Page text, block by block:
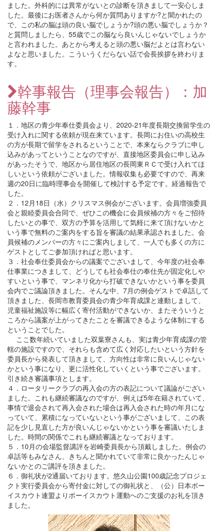
ました。外科的には異常がないとの診断を頂きまして一安心しま
した。最後にお医者さんから何か質問ありますか?と聞かれたの
で、この私の脳は頭の良い脳でしょうか?頭の悪い脳でしょうか？
と質問しましたら、55歳でこの脳なら良いんじゃないでしょうか
と言われました。あとから考えると頭の悪い脳だよとは言わない
よなと思いました。こういうくだらない話で会長挨拶を終わりま
す。
幹事報告（理事会報告）：加
藤幹事
１．地区の青少年奉仕委員会より、2020-21年度長期交換留学生の
受け入れに関する依頼が現在来ています。長岡にお住いの高校生
の方が長期で留学をされるということで、本来ならクラブに申し
込みがあってということなのですが、直接地区委員会に申し込み
があったそうで、地区から居住地区の長岡東ＲＣで受け入れてほ
しいという依頼がございました。情報収集も必要ですので、再来
週の20日に臨時理事会を開催して検討する予定です。経過報告で
した。
２．12月18日（水）クリスマス例会がございます。会員増強委員
会と親睦委員会合同で、ぜひこの機会に会員候補の方々をご招待
したいとの事で、双方の予算を活用して気軽に来て頂けないかと
いう事で無料のご案内をする旨を審議の結果承認されました。会
員候補のメンバーの方々にご案内しまして、一人でも多くの方に
ゲストとしてご参加頂ければと思います。
３．社会奉仕委員会からの議案でございまして、今年度の社会奉
仕事業につきまして、どうしても社会奉仕の奉仕先が固定化しや
すいという事で、マンネリ化から打破できないかという事を委員
会内でご議論頂きました。そんな中、7月の例会ゲストで卓話して
頂きました、長岡市教育委員会の青少年育成課と連動しまして、
児童福祉施設等に幅広く寄付活動ができないか、またそういうと
ころから議案が上がってきたことを審議できるような体制にする
ということでした。
ここ数年続いていました双葉寮さんも、実は青少年育成課の管
轄の施設ですので、それらも含めて広く対応したいという方針を
委員長から発表して頂きまして、方向性は非常に良いんじゃない
かという事になり、更に活性化していくという事でございます。
引き続き審議事項とします。
４．ロータリークラブの再入会の方の表記について議論がござい
ました。これも継続審議なのですが、例えば5年在籍されていて、
事情で退会されて再入会された場合は再入会された時の年月にな
っていて、累積になっていないという事がございまして、この表
記を少し見直した方が良いんじゃないかという事を審議いたしま
した。時間の関係でこれも継続審議となっております。
５．10月の会場監督講評を岩崎委員長から頂戴しました。例会の
卓話等もみなさん、きちんと聞かれていて非常に良かったんじゃ
ないかとのご講評を頂きました。
６．御礼状が2通届いております。悠久山公園100歳記念プロジェ
クト実行委員会から寄付金に対しての御礼状と、（公）日本ボー
イスカウト連盟よりボーイスカウト運動へのご支援のお礼を頂き
ました。